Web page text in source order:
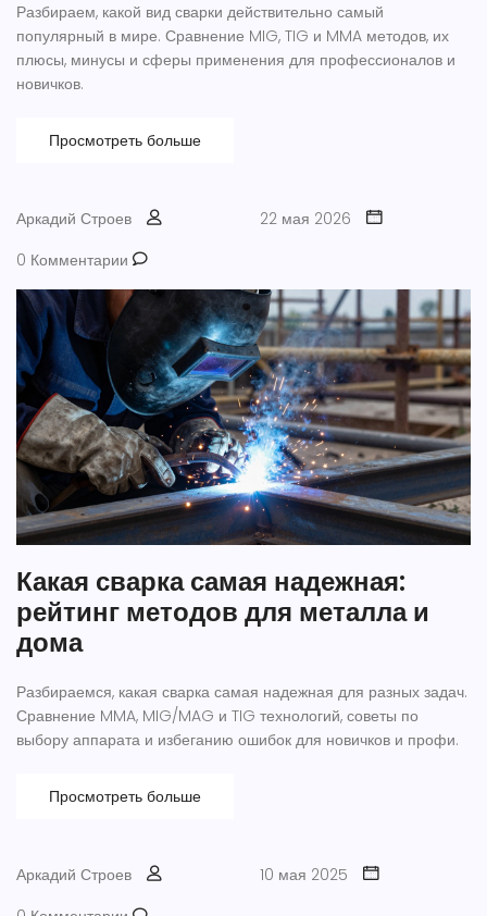
Разбираем, какой вид сварки действительно самый
популярный в мире. Сравнение MIG, TIG и MMA методов, их
плюсы, минусы и сферы применения для профессионалов и
новичков.
Просмотреть больше
Аркадий Строев
22 мая 2026
0 Комментарии
Какая сварка самая надежная:
рейтинг методов для металла и
дома
Разбираемся, какая сварка самая надежная для разных задач.
Сравнение MMA, MIG/MAG и TIG технологий, советы по
выбору аппарата и избеганию ошибок для новичков и профи.
Просмотреть больше
Аркадий Строев
10 мая 2025